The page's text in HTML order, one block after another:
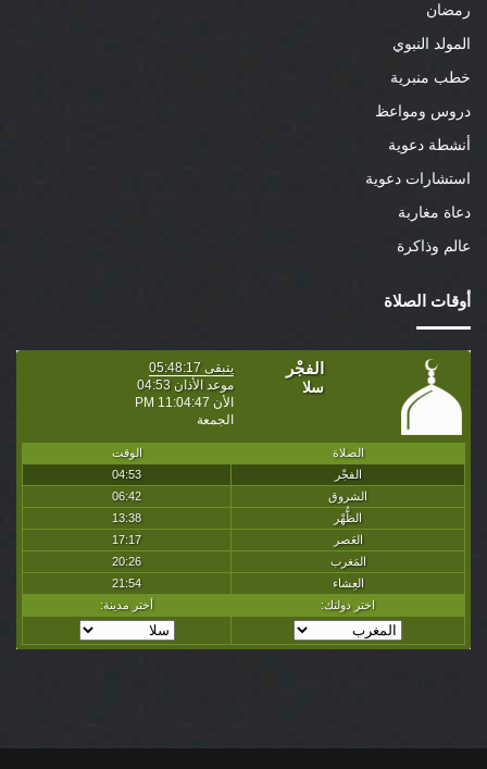
رمضان
المولد النبوي
خطب منبرية
دروس ومواعظ
أنشطة دعوية
استشارات دعوية
دعاة مغاربة
عالم وذاكرة
أوقات الصلاة